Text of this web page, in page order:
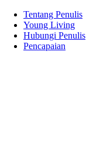
Tentang Penulis
Young Living
Hubungi Penulis
Pencapaian